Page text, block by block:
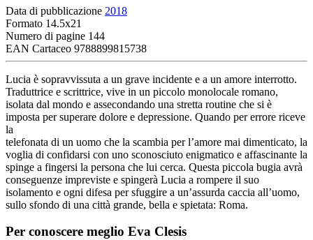
Data di pubblicazione 2018
Formato 14.5x21
Numero di pagine 144
EAN Cartaceo 9788899815738
Lucia è sopravvissuta a un grave incidente e a un amore interrotto.
Traduttrice e scrittrice, vive in un piccolo monolocale romano,
isolata dal mondo e assecondando una stretta routine che si è
imposta per superare dolore e depressione. Quando per errore riceve
la
telefonata di un uomo che la scambia per l’amore mai dimenticato, la
voglia di confidarsi con uno sconosciuto enigmatico e affascinante la
spinge a fingersi la persona che lui cerca. Questa piccola bugia avrà
conseguenze impreviste e spingerà Lucia a rompere il suo
isolamento e ogni difesa per sfuggire a un’assurda caccia all’uomo,
sullo sfondo di una città grande, bella e spietata: Roma.
Per conoscere meglio Eva Clesis